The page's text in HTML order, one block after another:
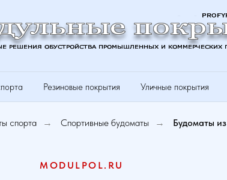
Резиновые покрытия Уличные покрытия
спорта → Спортивные будоматы → Будоматы
MODULPOL.RU